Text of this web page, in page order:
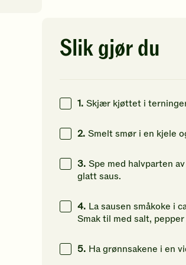
Klikk
vurdering.
for
Slik gjør du
1. Skjær kjøttet i
2. Smelt smør i en kjele
3. Spe med halvparten
glatt saus.
4. La sausen småkoke i
Smak til med salt,
5. Ha grønnsakene i en